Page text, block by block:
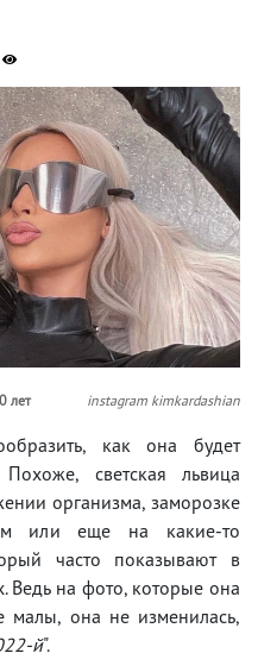
лет instagram kimkardashian
как она будет
светская львица
организма, заморозке
или еще на какие-то
часто показывают в
Ведь на фото, которые она
малы, она не изменилась,
й".